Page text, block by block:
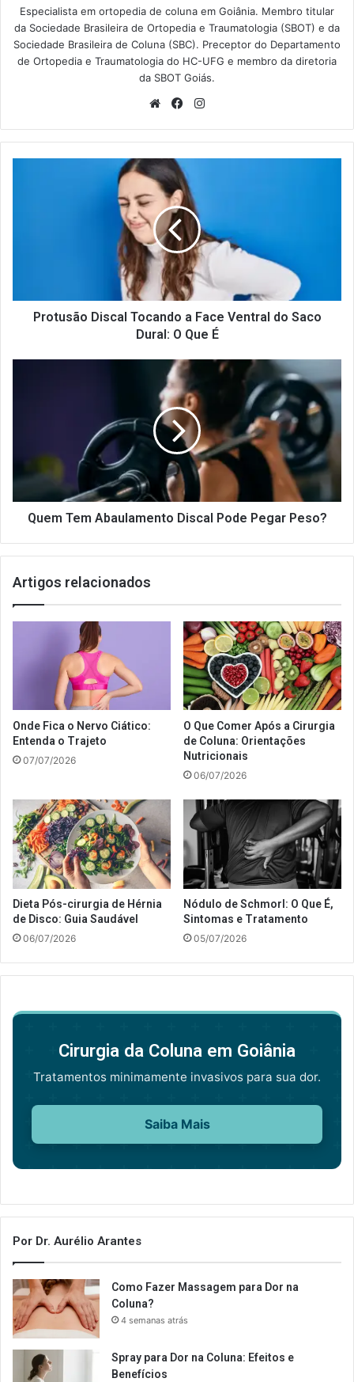
Especialista em ortopedia de coluna em Goiânia. Membro titular
da Sociedade Brasileira de Ortopedia e Traumatologia (SBOT) e da
Sociedade Brasileira de Coluna (SBC). Preceptor do Departamento
de Ortopedia e Traumatologia do HC-UFG e membro da diretoria
da SBOT Goiás.
WebsiteFacebook
Dural:
Protusão Discal Tocando a Face Ventral do Saco
Dural: O Que É
Peso?
Quem Tem Abaulamento Discal Pode Pegar Peso?
Artigos relacionados
Onde Fica o Nervo Ciático:
Entenda o Trajeto
07/07/2026
O Que Comer Após a Cirurgia
de Coluna: Orientações
Nutricionais
06/07/2026
Dieta Pós-cirurgia de Hérnia
de Disco: Guia Saudável
06/07/2026
Nódulo de Schmorl: O Que É,
Sintomas e Tratamento
05/07/2026
Cirurgia da Coluna em Goiânia
Tratamentos minimamente invasivos para sua dor.
Saiba Mais
Por Dr. Aurélio Arantes
Como Fazer Massagem para Dor na
Coluna?
4 semanas atrás
Spray para Dor na Coluna: Efeitos e
Benefícios